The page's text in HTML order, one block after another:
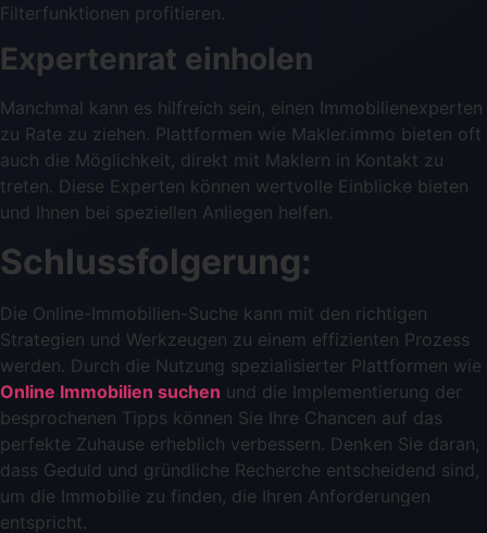
Filterfunktionen profitieren.
Expertenrat einholen
Manchmal kann es hilfreich sein, einen Immobilienexperten
zu Rate zu ziehen. Plattformen wie Makler.immo bieten oft
auch die Möglichkeit, direkt mit Maklern in Kontakt zu
treten. Diese Experten können wertvolle Einblicke bieten
und Ihnen bei speziellen Anliegen helfen.
Schlussfolgerung:
Die Online-Immobilien-Suche kann mit den richtigen
Strategien und Werkzeugen zu einem effizienten Prozess
werden. Durch die Nutzung spezialisierter Plattformen wie
Online Immobilien suchen und die Implementierung der
besprochenen Tipps können Sie Ihre Chancen auf das
perfekte Zuhause erheblich verbessern. Denken Sie daran,
dass Geduld und gründliche Recherche entscheidend sind,
um die Immobilie zu finden, die Ihren Anforderungen
entspricht.